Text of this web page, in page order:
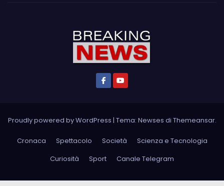
Proudly powered by WordPress | Tema: Newses di Themeansar.
Cronaca Spettacolo Società
Scienza e Tecnologia
Curiosità
Sport Canale Telegram